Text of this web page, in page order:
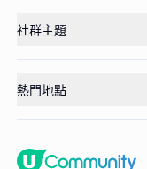
社群主題
熱門地點